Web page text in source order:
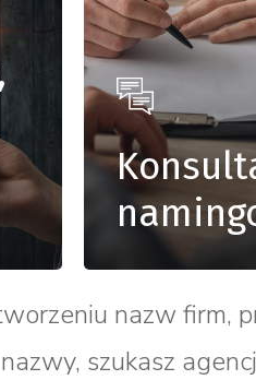
nazw firm,
szukasz